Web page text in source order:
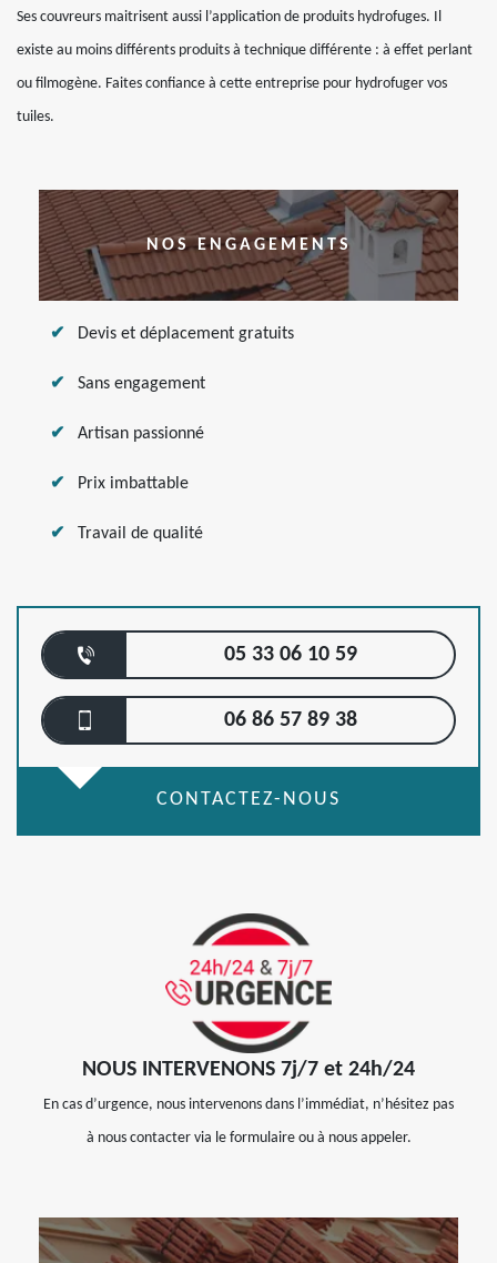
Ses couvreurs maitrisent aussi l’application de produits hydrofuges. Il
existe au moins différents produits à technique différente : à effet perlant
ou filmogène. Faites confiance à cette entreprise pour hydrofuger vos
tuiles.
NOS ENGAGEMENTS
Devis et déplacement gratuits
Sans engagement
Artisan passionné
Prix imbattable
Travail de qualité
05 33 06 10 59
06 86 57 89 38
CONTACTEZ-NOUS
NOUS INTERVENONS 7j/7 et 24h/24
En cas d’urgence, nous intervenons dans l’immédiat, n’hésitez pas
à nous contacter via le formulaire ou à nous appeler.